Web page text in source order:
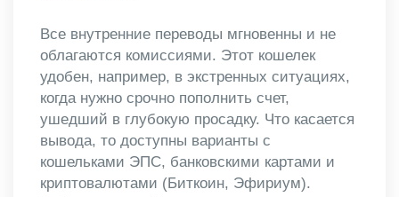
Все внутренние переводы мгновенны и не
облагаются комиссиями. Этот кошелек
удобен, например, в экстренных ситуациях,
когда нужно срочно пополнить счет,
ушедший в глубокую просадку. Что касается
вывода, то доступны варианты с
кошельками ЭПС, банковскими картами и
криптовалютами (Биткоин, Эфириум).